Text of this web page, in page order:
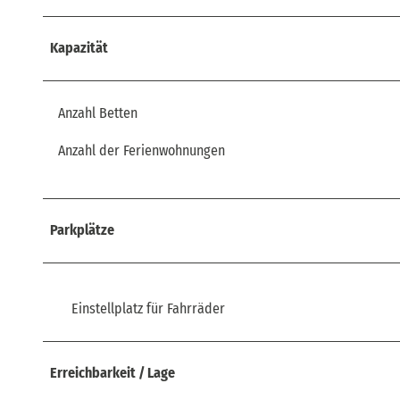
Kapazität
Anzahl Betten
Anzahl der Ferienwohnungen
Parkplätze
Einstellplatz für Fahrräder
Erreichbarkeit / Lage